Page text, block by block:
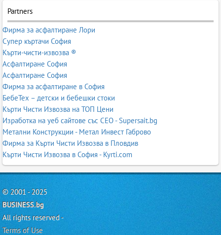
Partners
Фирма за асфалтиране Лори
Супер къртачи София
Кърти-чисти-извозва ®
Асфалтиране София
Асфалтиране София
Фирма за асфалтиране в София
БебеТех – детски и бебешки стоки
Кърти Чисти Извозва на ТОП Цени
Изработка на уеб сайтове със СЕО - Supersait.bg
Метални Конструкции - Метал Инвест Габрово
Фирма за Кърти Чисти Извозва в Пловдив
Кърти Чисти Извозва в София - Kyrti.com
© 2001 - 2025
BUSINESS.bg
All rights reserved -
Terms of Use